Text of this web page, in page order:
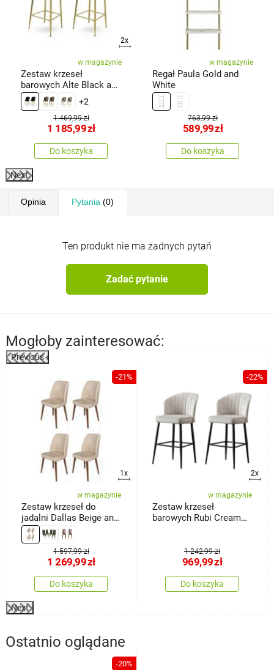
2x
w magazynie
Zestaw krzeseł
barowych Alte Black and
Gold, 2 szt.
+2
1 469,99 zł
1 185,99zł
Do koszyka
w magazynie
Regał Paula Gold and
White
763,99 zł
589,99zł
Do koszyka
Next
Opinia Pytania (0)
Ten produkt nie ma żadnych pytań
Zadać pytanie
Mogłoby zainteresować:
Previous
-21%
1x
w magazynie
Zestaw krzeseł do
jadalni Dallas Beige and
Brown, 4 szt.
1 597,99 zł
1 269,99zł
Do koszyka
-22%
2x
w magazynie
Zestaw krzeseł
barowych Rubi Cream
1 242,99 zł
969,99zł
Do koszyka
Next
Ostatnio oglądane
-20%